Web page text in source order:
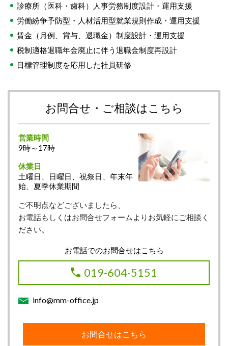
診療所（医科・歯科）人事労務制度設計・運用支援
労働紛争予防型・人材活用型就業規則作成・運用支援
賃金（月例、賞与、退職金）制度設計・運用支援
税制適格退職年金廃止に伴う退職金制度再設計
目標管理制度を応用した社員研修
お問合せ・ご相談はこちら
営業時間
9時～17時
休業日
土曜日、日曜日、祝祭日、年末年
始、夏季休業期間
ご不明点などございましたら、
お電話もしくはお問合せフォームよりお気軽にご相談く
ださい。
お電話でのお問合せはこちら
019-604-5151
info@mm-office.jp
お問合せはこちら